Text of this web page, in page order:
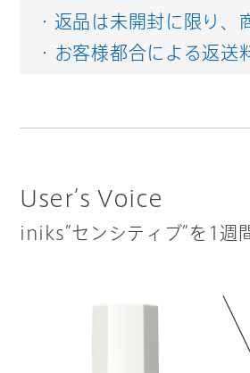
・返品は未開封に限り、
・お客様都合による返送
User’s Voice
iniks”センシティブ”を1週